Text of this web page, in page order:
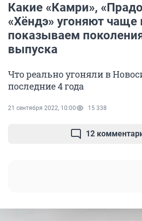
Какие «Камри»,
«Хёндэ» угоняют чаще
показываем
выпуска
Что реально угоняли в
последние 4 года
21 сентября 2022, 10:00 15 338
12